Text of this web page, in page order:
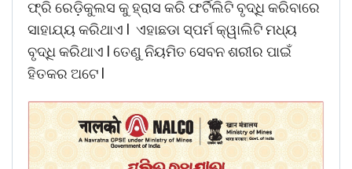
ଫ୍ରି ରେଡ଼ିକୁଲସ କୁ ହ୍ରାସ କରି ଫର୍ଟିଲିଟି ବୃଦ୍ଧି କରିବାରେ
ସାହାଯ୍ୟ କରିଥାଏ l ଏହାଛଡା ସ୍ପର୍ମ କ୍ୱାଲିଟି ମଧ୍ୟ
ବୃଦ୍ଧି କରିଥାଏ l ତେଣୁ ନିୟମିତ ସେବନ ଶରୀର ପାଇଁ
ହିତକର ଅଟେ l